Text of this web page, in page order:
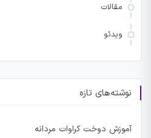
مقالات
ویدئو
نوشته‌های تازه
آموزش دوخت کراوات مردانه